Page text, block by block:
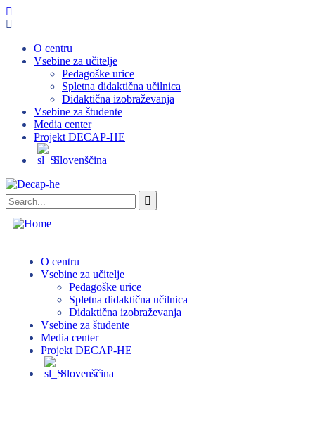
O centru
Vsebine za učitelje
Pedagoške urice
Spletna didaktična učilnica
Didaktična izobraževanja
Vsebine za študente
Media center
Projekt DECAP-HE
Slovenščina
O centru
Vsebine za učitelje
Pedagoške urice
Spletna didaktična učilnica
Didaktična izobraževanja
Vsebine za študente
Media center
Projekt DECAP-HE
Slovenščina